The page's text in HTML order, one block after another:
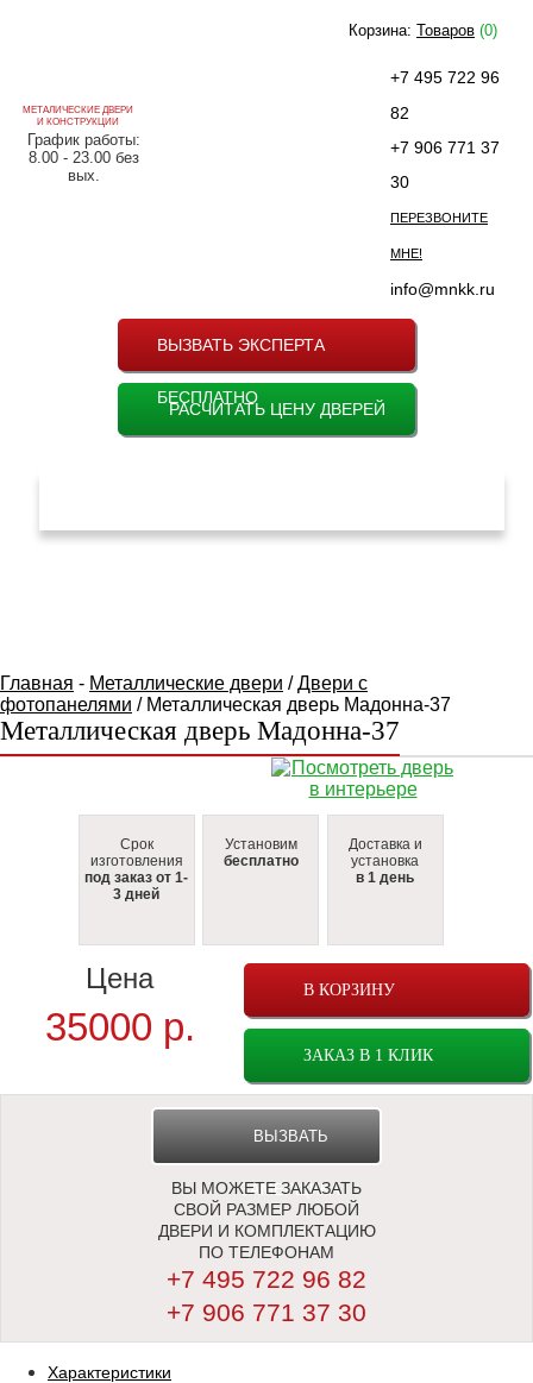
МЕТАЛИЧЕСКИЕ ДВЕРИ
И КОНСТРУКЦИИ
График работы:
8.00 - 23.00 без
вых.
+7 495 722 96
82
+7 906 771 37
30
ПЕРЕЗВОНИТЕ
МНЕ!
info@mnkk.ru
ВЫЗВАТЬ ЭКСПЕРТА
БЕСПЛАТНО
РАСЧИТАТЬ ЦЕНУ ДВЕРЕЙ
Корзина: Товаров (0)
Главная - Металлические двери /Двери с
фотопанелями / Металлическая дверь Мадонна-37
Металлическая дверь Мадонна-37
Срок
изготовления
под заказ от 1-
3 дней
Установим
бесплатно
Доставка и
установка
в 1 день
В КОРЗИНУ
ЗАКАЗ В 1 КЛИК
Цена
35000 р.
ВЫЗВАТЬ
ЗАМЕРЩИКА
ВЫ МОЖЕТЕ ЗАКАЗАТЬ
СВОЙ РАЗМЕР ЛЮБОЙ
ДВЕРИ И КОМПЛЕКТАЦИЮ
ПО ТЕЛЕФОНАМ
+7 495 722 96 82
+7 906 771 37 30
Характеристики